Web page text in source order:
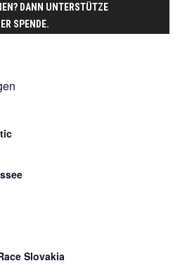
DANN UNTERSTÜTZE
SPENDE.
Slovakia